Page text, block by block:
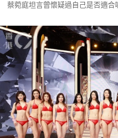
蔡菀庭坦言曾懷疑過自己是否適合